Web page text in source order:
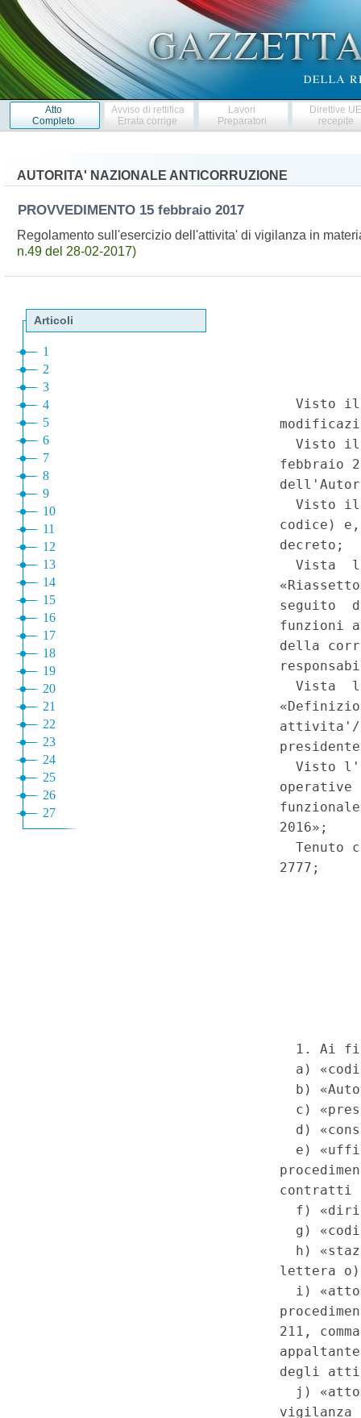
Atto
Completo
Avviso di rettifica
Errata corrige
Lavori
Preparatori
Direttive
recepite
AUTORITA' NAZIONALE ANTICORRUZIONE
PROVVEDIMENTO 15 febbraio 2017
Regolamento sull'esercizio dell'attivita' di vigilanza in
n.49 del 28-02-2017)